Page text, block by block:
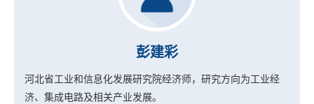
彭建彩
河北省工业和信息化发展研究院经济师，研究方向为工业经
济、集成电路及相关产业发展。